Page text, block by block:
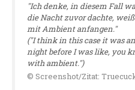
"Ich denke, in diesem Fall
die Nacht zuvor dachte,
mit Ambient anfangen."
("I think in this case it was
night before I was like, you
with ambient.")
© Screenshot/Zitat: